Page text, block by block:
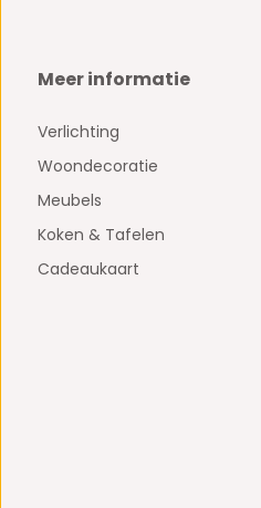
Meer informatie
Verlichting
Woondecoratie
Meubels
Koken & Tafelen
Cadeaukaart